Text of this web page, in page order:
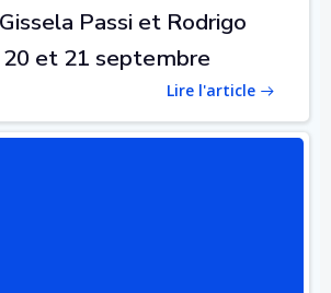
Passi et Rodrigo
et 21 septembre
Lire l'article